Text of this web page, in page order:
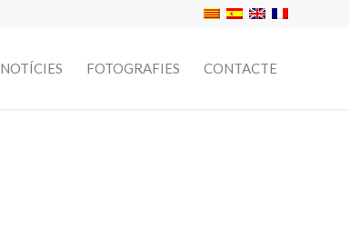
NOTÍCIES FOTOGRAFIES CONTACTE